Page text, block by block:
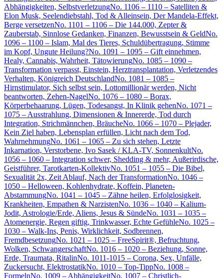
Abhängigkeiten, SelbstverletzungNo. 1106 – 1110 – Satelliten &
Elon Musk, Seelendiebstahl, Tod & Alleinsein, Der Mandela-Effekt,
Berge versetzenNo. 1101 – 1106 – Die 144.000, Zepter &
Zauberstab, Sinnlose Gedanken, Finanzen, Bewusstsein & GeldNo.
1096 – 1100 – Islam, Mal des Tieres, Schuldübertragung, Stimme
im Kopf, Ungute Heilung?No. 1091 – 1095 – Gift einnehmen,
Healy, Cannabis, Wahrheit, TätowierungNo. 1085 – 1090 –
Transformation verpasst, Einstein, Herztransplantation, Verletzendes
Verhalten, Königreich DeutschlandNo. 1081 – 1085 –
Hirnstimulator, Sich selbst sein, Lottomillionär werden, Nicht
beantworten, Zehen-NagelNo. 1076 – 1080 – Borax,
Körperbehaarung, Lügen, Todesangst, In Klinik gehenNo. 1071 –
1075 – Ausstrahlung, Dimensionen & Innererde, Tod durch
Integration, Strichmännchen, BräucheNo. 1066 – 1070 – Plejader,
Kein Ziel haben, Lebensplan erfüllen, Licht nach dem Tod,
WahrnehmungNo. 1061 – 1065 – Zu sich stehen, Letzte
Inkarnation, Verstorbene, Ivo Sasek / KLA-TV, SonnenkultNo.
1056 – 1060 – Integration schwer, Shedding & mehr, Außerirdische,
Geistführer, Tarotkarten-KollektivNo. 1051 – 1055 – Die Bibel,
Sexualität 2x, Zeit Ablauf, Nach der TransformationNo. 1046 –
1050 – Helloween, Kohlenhydrate, Koffein, Planeten-
AbstammungNo. 1041 – 1045 – Zähne heilen, Erfolglosigkeit,
Krankheiten, Empathen & NarzistenNo. 1036 – 1040 – Kalium-
Jodit, Astrologie/Erde, Aliens, Jesus & SündeNo. 1031 – 1035 –
Atomenergie, Regen giftig, Trinkwasser, Echte GefühleNo. 1025 –
1030 – Walk-Ins, Penis, Wirklichkeit, Sodbrennen,
FremdbesetzungNo. 1021 – 1025 – FreeSpirit®, Befruchtung,
Wolken, SchwangerschaftNo. 1016 – 1020 – Beziehung, Sonne,
Erde, Traumata, RitalinNo. 1011-1015 – Corona, Sex, Unfälle,
Zuckersucht, ElektrostatikNo. 1010 – Top-TippNo. 1008 –
FormelnNo. 1009 – AbhängigkeitNo. 1007 – Christlich-